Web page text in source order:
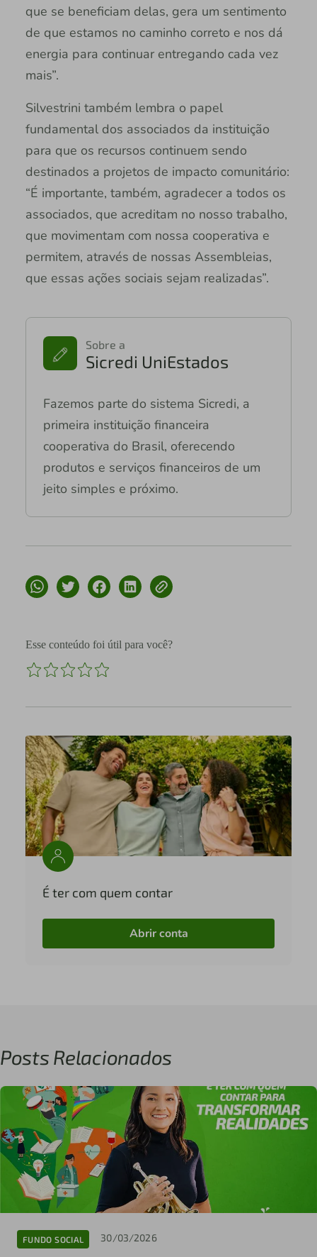
que se beneficiam delas, gera um sentimento
de que estamos no caminho correto e nos dá
energia para continuar entregando cada vez
mais”.
Silvestrini também lembra o papel
fundamental dos associados da instituição
para que os recursos continuem sendo
destinados a projetos de impacto comunitário:
“É importante, também, agradecer a todos os
associados, que acreditam no nosso trabalho,
que movimentam com nossa cooperativa e
permitem, através de nossas Assembleias,
que essas ações sociais sejam realizadas”.
Sobre a
Sicredi UniEstados
Fazemos parte do sistema Sicredi, a
primeira instituição financeira
cooperativa do Brasil, oferecendo
produtos e serviços financeiros de um
jeito simples e próximo.
Esse conteúdo foi útil para você?
É ter com quem contar
Abrir conta
Posts Relacionados
FUNDO SOCIAL 30/03/2026